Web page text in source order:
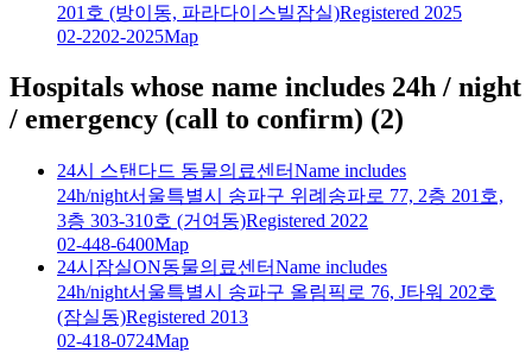
201호 (방이동, 파라다이스빌잠실)Registered 2025
02-2202-2025Map
Hospitals whose name includes 24h / night
/ emergency (call to confirm) (2)
24시 스탠다드 동물의료센터Name includes
24h/night서울특별시 송파구 위례송파로 77, 2층 201호,
3층 303-310호 (거여동)Registered 2022
02-448-6400Map
24시잠실ON동물의료센터Name includes
24h/night서울특별시 송파구 올림픽로 76, J타워 202호
(잠실동)Registered 2013
02-418-0724Map